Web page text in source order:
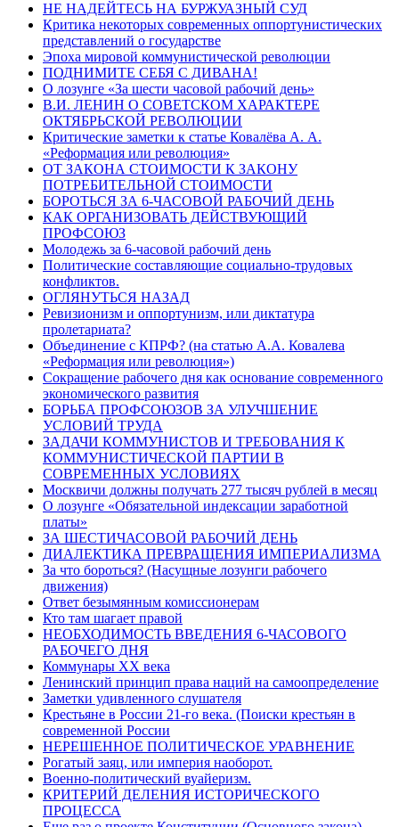
НЕ НАДЕЙТЕСЬ НА БУРЖУАЗНЫЙ СУД
Критика некоторых современных оппортунистических
представлений о государстве
Эпоха мировой коммунистической революции
ПОДНИМИТЕ СЕБЯ С ДИВАНА!
О лозунге «За шести часовой рабочий день»
В.И. ЛЕНИН О СОВЕТСКОМ ХАРАКТЕРЕ
ОКТЯБРЬСКОЙ РЕВОЛЮЦИИ
Критические заметки к статье Ковалёва А. А.
«Реформация или революция»
ОТ ЗАКОНА СТОИМОСТИ К ЗАКОНУ
ПОТРЕБИТЕЛЬНОЙ СТОИМОСТИ
БОРОТЬСЯ ЗА 6-ЧАСОВОЙ РАБОЧИЙ ДЕНЬ
КАК ОРГАНИЗОВАТЬ ДЕЙСТВУЮЩИЙ
ПРОФСОЮЗ
Молодежь за 6-часовой рабочий день
Политические составляющие социально-трудовых
конфликтов.
ОГЛЯНУТЬСЯ НАЗАД
Ревизионизм и оппортунизм, или диктатура
пролетариата?
Объединение с КПРФ? (на статью А.А. Ковалева
«Реформация или революция»)
Cокращение рабочего дня как основание современного
экономического развития
БОРЬБА ПРОФСОЮЗОВ ЗА УЛУЧШЕНИЕ
УСЛОВИЙ ТРУДА
ЗАДАЧИ КОММУНИСТОВ И ТРЕБОВАНИЯ К
КОММУНИСТИЧЕСКОЙ ПАРТИИ В
СОВРЕМЕННЫХ УСЛОВИЯХ
Москвичи должны получать 277 тысяч рублей в месяц
О лозунге «Обязательной индексации заработной
платы»
ЗА ШЕСТИЧАСОВОЙ РАБОЧИЙ ДЕНЬ
ДИАЛЕКТИКА ПРЕВРАЩЕНИЯ ИМПЕРИАЛИЗМА
За что бороться? (Насущные лозунги рабочего
движения)
Ответ безымянным комиссионерам
Кто там шагает правой
НЕОБХОДИМОСТЬ ВВЕДЕНИЯ 6-ЧАСОВОГО
РАБОЧЕГО ДНЯ
Коммунары ХХ века
Ленинский принцип права наций на самоопределение
Заметки удивленного слушателя
Крестьяне в России 21-го века. (Поиски крестьян в
современной России
НЕРЕШЕННОЕ ПОЛИТИЧЕСКОЕ УРАВНЕНИЕ
Рогатый заяц, или империя наоборот.
Военно-политический вуайеризм.
КРИТЕРИЙ ДЕЛЕНИЯ ИСТОРИЧЕСКОГО
ПРОЦЕССА